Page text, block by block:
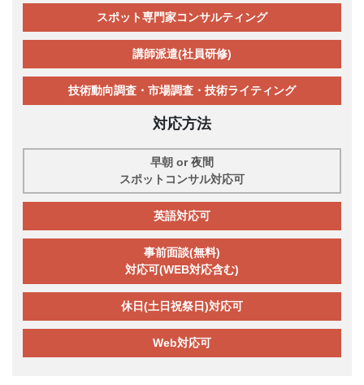
スポット専門家コンサルティング
講師派遣(社員研修)
技術動向調査・市場調査・技術ライティング
対応方法
早朝 or 夜間
スポットコンサル対応可
英語対応可
事前面談(無料)
対応可(WEB対応含む)
休日(土日祝祭日)対応可
Web対応可